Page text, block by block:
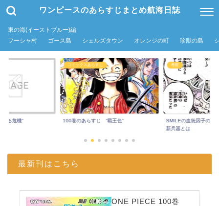
ワンピースのあらすじまとめ航海日誌
東の海(イーストブルー)編
フーシャ村
ゴース島 シェルズタウン オレンジの町 珍獣の島
る危機”
コミックスあらすじ
100巻のあらすじ ”覇王色”
考察
SMILEの血統因子の秘
新兵器とは
最新刊はこちら
ONE PIECE 100巻